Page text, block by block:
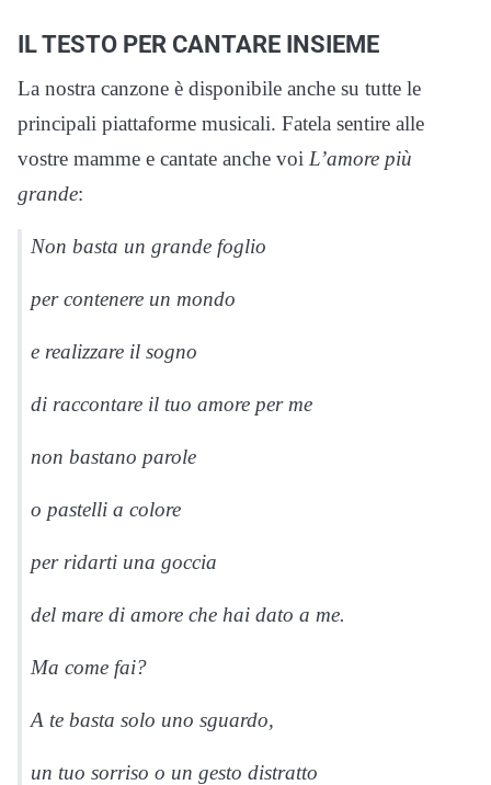
IL TESTO PER CANTARE INSIEME
La nostra canzone è disponibile anche su tutte le
principali piattaforme musicali. Fatela sentire alle
vostre mamme e cantate anche voi L’amore più
grande:
Non basta un grande foglio
per contenere un mondo
e realizzare il sogno
di raccontare il tuo amore per me
non bastano parole
o pastelli a colore
per ridarti una goccia
del mare di amore che hai dato a me.
Ma come fai?
A te basta solo uno sguardo,
un tuo sorriso o un gesto distratto